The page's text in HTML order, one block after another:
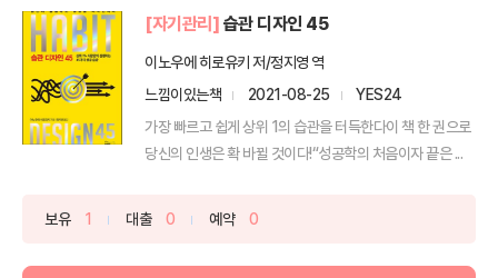
[자기관리] 습관 디자인 45
이노우에 히로유키 저/정지영 역
느낌이있는책
2021-08-25
YES24
가장 빠르고 쉽게 상위 1의 습관을 터득한다이 책 한 권으로
당신의 인생은 확 바뀔 것이다!“성공학의 처음이자 끝은 ...
보유 1 대출 0 예약 0